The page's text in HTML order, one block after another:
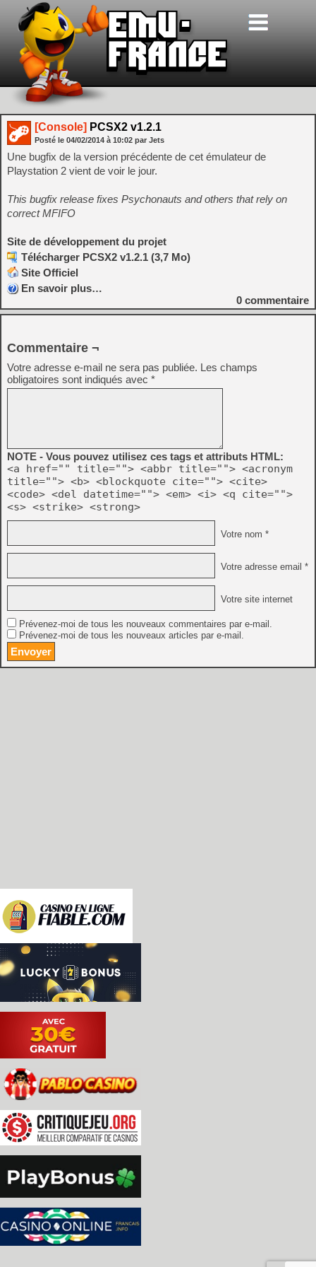
[Console] PCSX2 v1.2.1
Posté le 04/02/2014 à 10:02 par Jets
Une bugfix de la version précédente de cet émulateur de
Playstation 2 vient de voir le jour.
This bugfix release fixes Psychonauts and others that rely on
correct MFIFO
Site de développement du projet
Télécharger PCSX2 v1.2.1 (3,7 Mo)
Site Officiel
En savoir plus…
0 commentaire
Commentaire ¬
Votre adresse e-mail ne sera pas publiée. Les champs
obligatoires sont indiqués avec *
NOTE - Vous pouvez utilisez ces tags et attributs HTML:
<a href="" title=""> <abbr title=""> <acronym
title=""> <b> <blockquote cite=""> <cite>
<code> <del datetime=""> <em> <i> <q cite="">
<s> <strike> <strong>
Votre nom *
Votre adresse email *
Votre site internet
Prévenez-moi de tous les nouveaux commentaires par e-mail.
Prévenez-moi de tous les nouveaux articles par e-mail.